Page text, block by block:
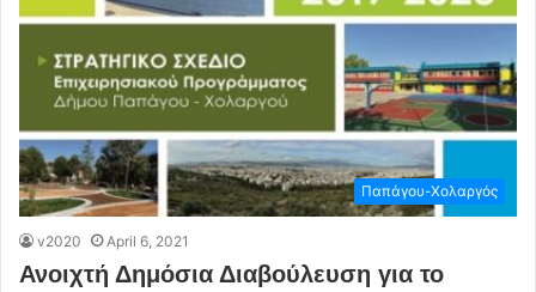
Παπάγου-Χολαργός
v2020 April 6, 2021
Ανοιχτή Δημόσια Διαβούλευση για το